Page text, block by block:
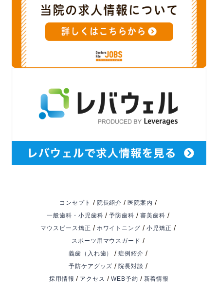
コンセプト / 院長紹介 / 医院案内 /
一般歯科・小児歯科 / 予防歯科 / 審美歯科 /
マウスピース矯正 / ホワイトニング / 小児矯正 /
スポーツ用マウスガード /
義歯（入れ歯） / 症例紹介 /
予防ケアグッズ / 院長対談 /
採用情報 / アクセス / WEB予約 / 新着情報